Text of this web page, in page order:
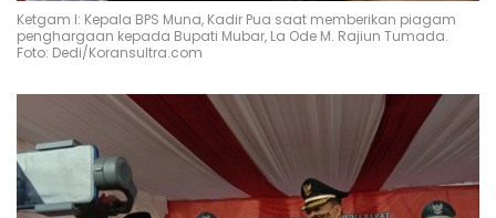
Ketgam I: Kepala BPS Muna, Kadir Pua saat memberikan piagam
penghargaan kepada Bupati Mubar, La Ode M. Rajiun Tumada.
Foto: Dedi/Koransultra.com